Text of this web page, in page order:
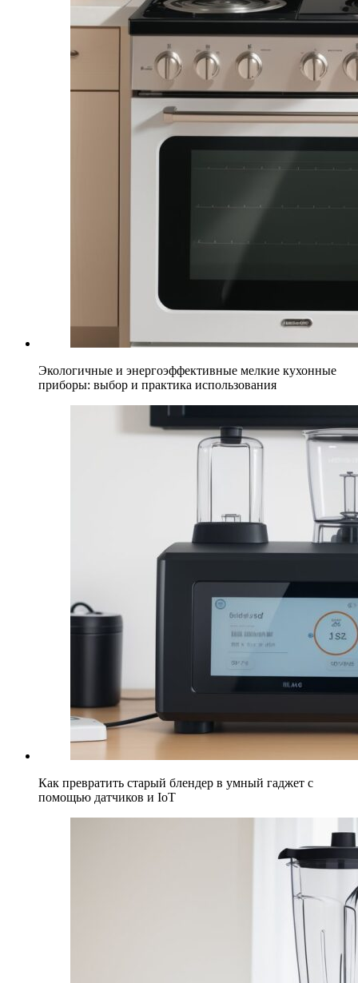
Экологичные и энергоэффективные мелкие кухонные
приборы: выбор и практика использования
Как превратить старый блендер в умный гаджет с
помощью датчиков и IoT